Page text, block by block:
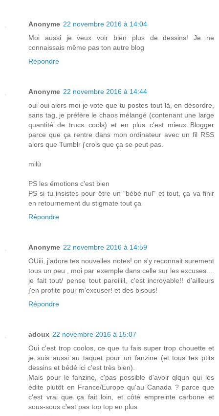
Anonyme 22 novembre 2016 à 14:04
Moi aussi je veux voir bien plus de dessins! Je ne
connaissais même pas ton autre blog
Répondre
Anonyme 22 novembre 2016 à 14:44
oui oui alors moi je vote que tu postes tout là, en désordre,
sans tag, je préfère le chaos mélangé (contenant une large
quantité de trucs cools) et en plus c'est mieux Blogger
parce que ça rentre dans mon ordinateur avec un fil RSS
alors que Tumblr j'crois que ça se peut pas.
milù
PS les émotions c'est bien
PS si tu insistes pour être un "bébé nul" et tout, ça va finir
en retournement du stigmate tout ça
Répondre
Anonyme 22 novembre 2016 à 14:59
OUiii, j'adore tes nouvelles notes! on s'y reconnait surement
tous un peu , moi par exemple dans celle sur les excuses....
je fait tout/ pense tout pareiiiil, c'est incroyable!! d'ailleurs
j'en profite pour m'excuser! et des bisous!
Répondre
adoux 22 novembre 2016 à 15:07
Oui c'est trop coolos, ce que tu fais super trop chouette et
je suis aussi au taquet pour un fanzine (et tous tes ptits
dessins et bédé ici c'est très bien).
Mais pour le fanzine, c'pas possible d'avoir qlqun qui les
édite plutôt en France/Europe qu'au Canada ? parce que
c'est vrai que ça fait loin, et côté empreinte carbone et
sous-sous c'est pas top top en plus